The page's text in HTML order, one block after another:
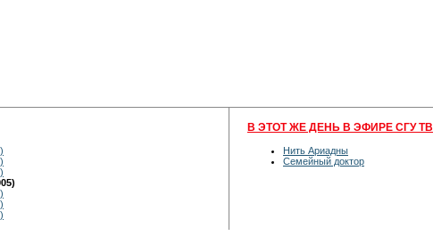
В ЭТОТ ЖЕ ДЕНЬ В ЭФИРЕ СГУ ТВ
Нить Ариадны
Семейный доктор